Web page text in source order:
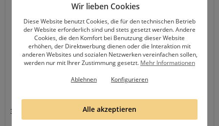
Drücke den Stamper auf die Platte, um das Design
aufzunehmen. Je nach Stamping Schablone und
Stamper braucht es mal mehr und mal weniger Druck.
Probiere es aus, bevor du beginnst.
Richte den Stamper über deinem Nagel aus und
drücke ihn vorsichtig auf, um das Design zu
trocknen kann und achte darauf, dass der Stamper
3. Abschluss:
Wir lieben Cookies
Diese Website benutzt Cookies, die für den technischen Betrieb
der Website erforderlich sind und stets gesetzt werden. Andere
Cookies, die den Komfort bei Benutzung dieser Website
erhöhen, der Direktwerbung dienen oder die Interaktion mit
anderen Websites und sozialen Netzwerken vereinfachen sollen,
werden nur mit Ihrer Zustimmung gesetzt. Mehr Informationen
Ablehnen
Konfigurieren
Alle akzeptieren